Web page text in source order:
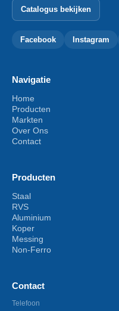
Catalogus bekijken
Facebook Instagram
Navigatie
Home
Producten
Markten
Over Ons
Contact
Producten
Staal
RVS
Aluminium
Koper
Messing
Non-Ferro
Contact
Telefoon